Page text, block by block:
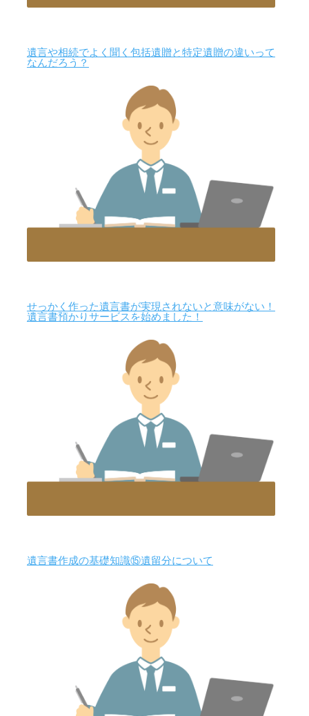
遺言や相続でよく聞く包括遺贈と特定遺贈の違いって
なんだろう？
せっかく作った遺言書が実現されないと意味がない！
遺言書預かりサービスを始めました！
遺言書作成の基礎知識⑮遺留分について